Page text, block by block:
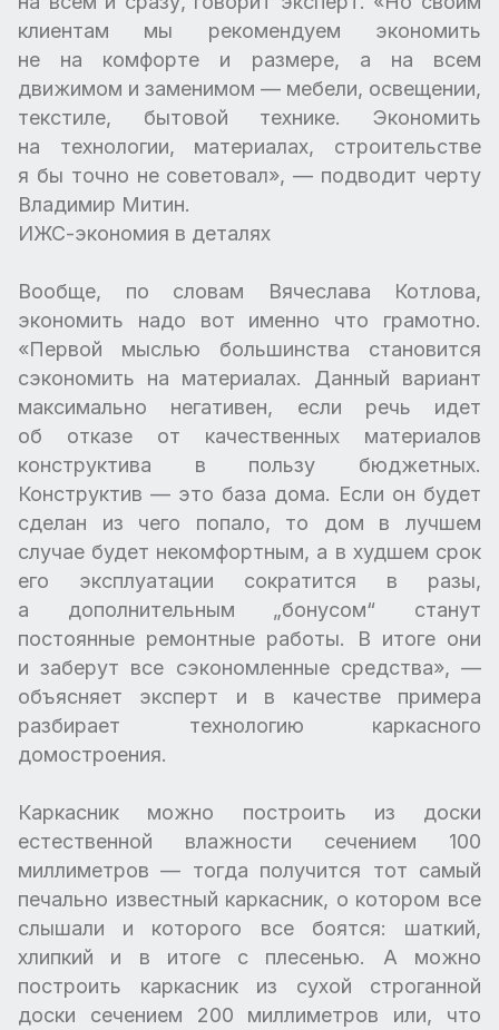
клиентам мы рекомендуем экономить
не на комфорте и размере, а на всем
движимом и заменимом — мебели, освещении,
текстиле, бытовой технике. Экономить
на технологии, материалах, строительстве
я бы точно не советовал», — подводит черту
Владимир Митин.
ИЖС-экономия в деталях
Вообще, по словам Вячеслава Котлова,
экономить надо вот именно что грамотно.
«Первой мыслью большинства становится
сэкономить на материалах. Данный вариант
максимально негативен, если речь идет
об отказе от качественных материалов
конструктива в пользу бюджетных.
Конструктив — это база дома. Если он будет
сделан из чего попало, то дом в лучшем
случае будет некомфортным, а в худшем срок
его эксплуатации сократится в разы,
а дополнительным „бонусом“ станут
постоянные ремонтные работы. В итоге они
и заберут все сэкономленные средства», —
объясняет эксперт и в качестве примера
разбирает технологию каркасного
домостроения.
Каркасник можно построить из доски
естественной влажности сечением 100
миллиметров — тогда получится тот самый
печально известный каркасник, о котором все
слышали и которого все боятся: шаткий,
хлипкий и в итоге с плесенью. А можно
построить каркасник из сухой строганной
доски сечением 200 миллиметров или, что